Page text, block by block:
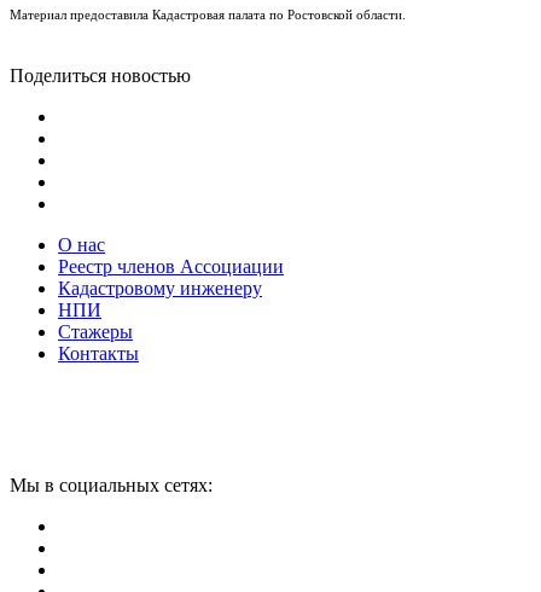
Материал предоставила Кадастровая палата по Ростовской области.
Поделиться новостью
О нас
Реестр членов Ассоциации
Кадастровому инженеру
НПИ
Стажеры
Контакты
Мы в социальных сетях: